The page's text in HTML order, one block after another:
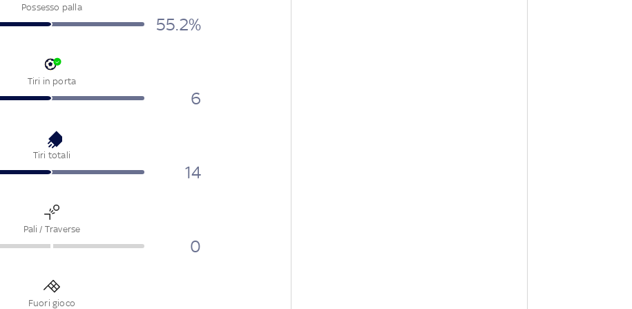
Possesso palla
55.2%
Tiri in porta
6
Tiri totali
14
Pali / Traverse
0
Fuori gioco